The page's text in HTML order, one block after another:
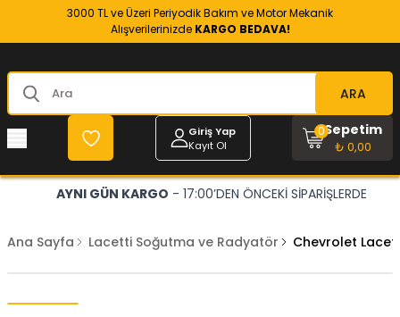
3000 TL ve Üzeri Periyodik Bakım ve Motor Mekanik
Alışverilerinizde KARGO BEDAVA!
ARA
Giriş Yap
Kayıt Ol
Sepetim
₺ 0,00
0
AYNI GÜN KARGO - 17:00’DEN ÖNCEKİ SİPARİŞLERDE
Ana Sayfa Lacetti Soğutma ve Radyatör Chevrolet